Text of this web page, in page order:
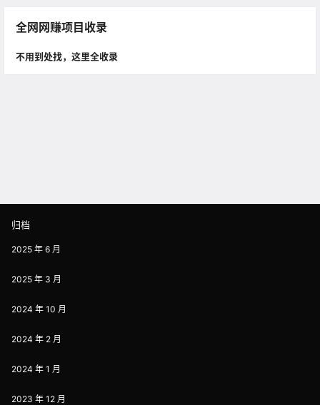
全网网赚项目收录
不用到处找，这里全收录
归档
2025 年 6 月
2025 年 3 月
2024 年 10 月
2024 年 2 月
2024 年 1 月
2023 年 12 月